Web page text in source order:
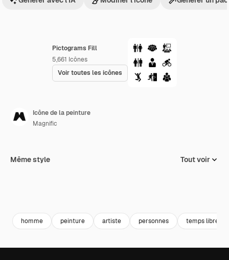
Pictograms Fill
5,661 Icônes
Voir toutes les icônes
Icône de la peinture
Magnific
Même style Tout voir
homme peinture artiste personnes temps libre